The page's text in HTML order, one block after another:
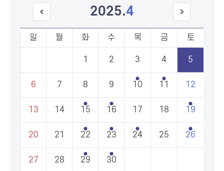
2025.4
일 월 화 수 목 금 토
1 2 3 4 5
6 7 8 9 10 11 12
13 14 15 16 17 18 19
20 21 22 23 24 25 26
27 28 29 30